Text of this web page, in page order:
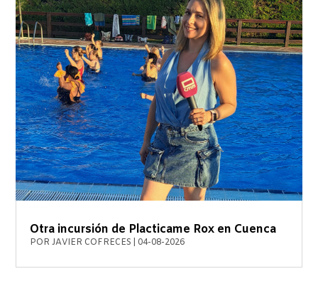
Otra incursión de Placticame Rox en Cuenca
PORJAVIER COFRECES 04-08-2026